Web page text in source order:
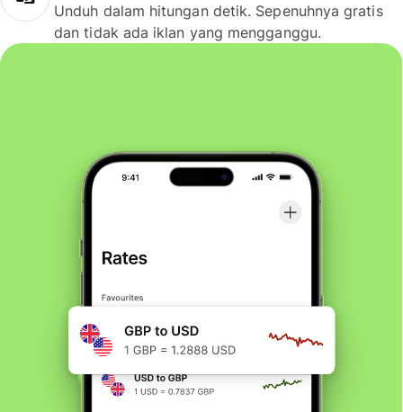
Unduh dalam hitungan detik. Sepenuhnya gratis
dan tidak ada iklan yang mengganggu.